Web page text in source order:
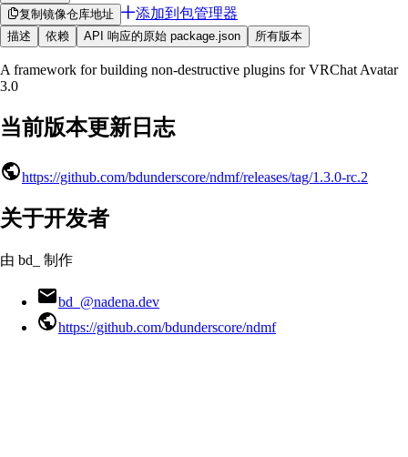
复制镜像仓库地址
添加到包管理器
描述 依赖 API 响应的原始 package.json 所有版本
A framework for building non-destructive plugins for VRChat Avatar
3.0
当前版本更新日志
https://github.com/bdunderscore/ndmf/releases/tag/1.3.0-rc.2
关于开发者
由 bd_ 制作
bd_@nadena.dev
https://github.com/bdunderscore/ndmf